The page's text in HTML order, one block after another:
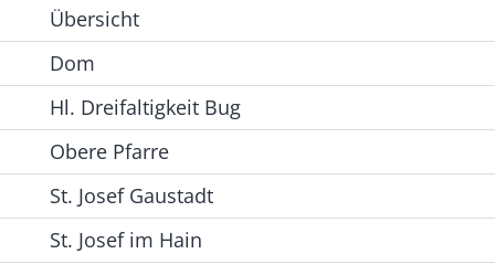
Übersicht
Dom
Hl. Dreifaltigkeit Bug
Obere Pfarre
St. Josef Gaustadt
St. Josef im Hain